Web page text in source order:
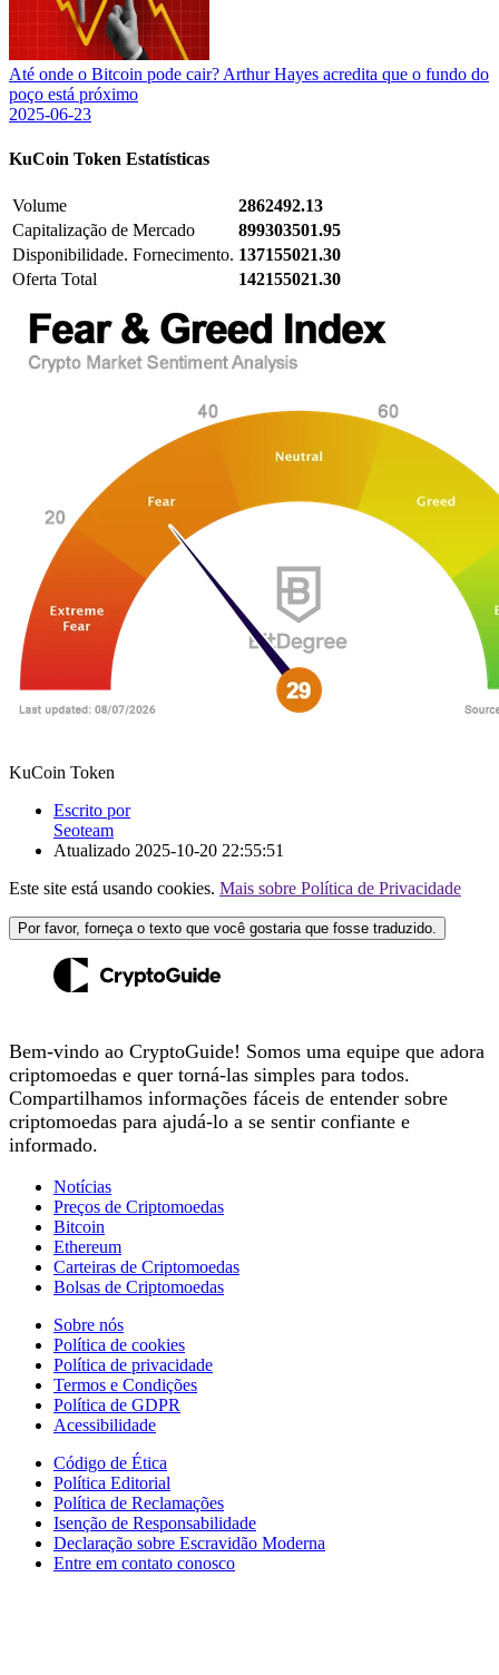
Até onde o Bitcoin pode cair? Arthur Hayes acredita que o fundo do
poço está próximo
2025-06-23
KuCoin Token Estatísticas
Volume
2862492.13
Capitalização de Mercado
899303501.95
Disponibilidade. Fornecimento. 137155021.30
Oferta Total
142155021.30
KuCoin Token
Escrito por
Seoteam
Atualizado 2025-10-20 22:55:51
Este site está usando cookies. Mais sobre Política de Privacidade
Por favor, forneça o texto que você gostaria que fosse traduzido.
Bem-vindo ao CryptoGuide! Somos uma equipe que adora
criptomoedas e quer torná-las simples para todos.
Compartilhamos informações fáceis de entender sobre
criptomoedas para ajudá-lo a se sentir confiante e
informado.
Notícias
Preços de Criptomoedas
Bitcoin
Ethereum
Carteiras de Criptomoedas
Bolsas de Criptomoedas
Sobre nós
Política de cookies
Política de privacidade
Termos e Condições
Política de GDPR
Acessibilidade
Código de Ética
Política Editorial
Política de Reclamações
Isenção de Responsabilidade
Declaração sobre Escravidão Moderna
Entre em contato conosco